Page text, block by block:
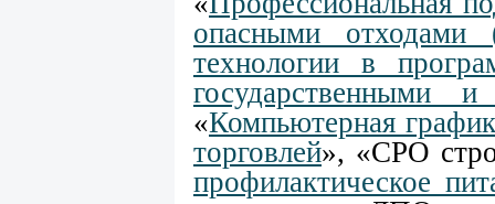
опасными отходами
технологии в
государственными
«Компьютерная
торговлей», «СРО
профилактическое